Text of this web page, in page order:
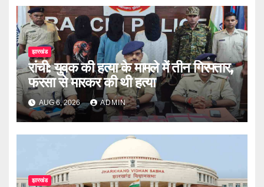
झारखंड
रांची: युवक की हत्या के मामले में तीन गिरफ्तार,
फरसा से मारकर की थी हत्या
AUG 6, 2026 ADMIN
झारखंड